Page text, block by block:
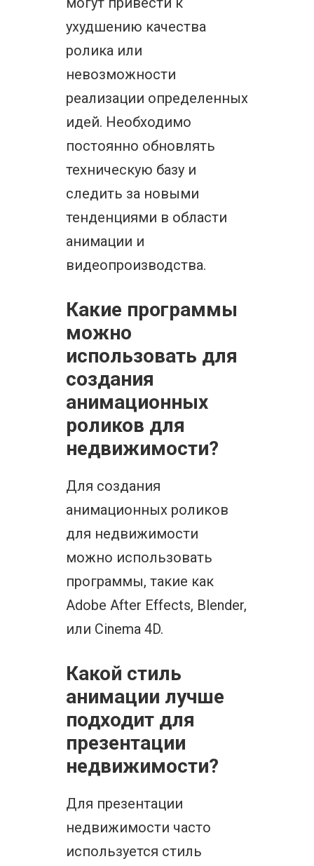
ухудшению качества
ролика или
невозможности
реализации определенных
идей. Необходимо
постоянно обновлять
техническую базу и
следить за новыми
тенденциями в области
анимации и
видеопроизводства.
Какие программы
можно
использовать для
создания
анимационных
роликов для
недвижимости?
Для создания
анимационных роликов
для недвижимости
можно использовать
программы, такие как
Adobe After Effects, Blender,
или Cinema 4D.
Какой стиль
анимации лучше
подходит для
презентации
недвижимости?
Для презентации
недвижимости часто
используется стиль